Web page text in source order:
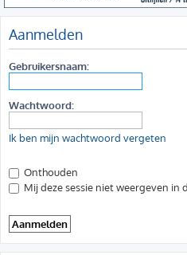
Aanmelden
Gebruikersnaam:
Wachtwoord:
Ik ben mijn wachtwoord vergeten
Onthouden
Mij deze sessie niet weergeven